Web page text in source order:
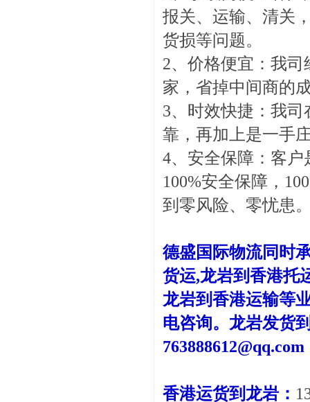
报关、运输、清关
货损等问题。
2、价格便宜：我
家，省掉中间商的
3、时效快捷：我
靠，再加上是一手
4、安全保障：客
100%安全保障，
到零风险、零忧患
德盛国际物流同时
货运,龙岩到香港托
龙岩到香港运输等
电咨询。龙岩发货
763888612@qq.com
香港运货到龙岩：